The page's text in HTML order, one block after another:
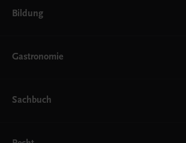
Bildung
AHS
EWF/ZWF
FW
Gastronomie
Getränke
Service
Sachbuch